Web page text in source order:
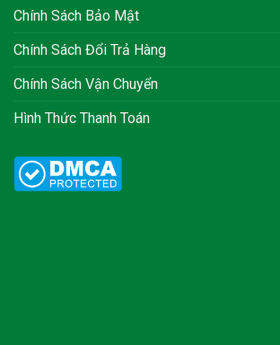
Chính Sách Bảo Mật
Chính Sách Đổi Trả Hàng
Chính Sách Vận Chuyển
Hình Thức Thanh Toán